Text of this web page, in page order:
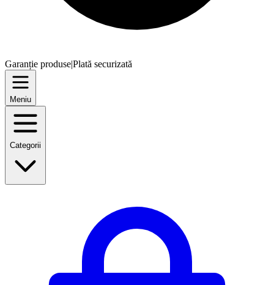
Garanție produse|Plată securizată
Meniu
Categorii